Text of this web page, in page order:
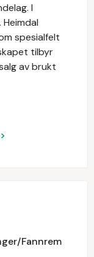
I
spesialfelt
tilbyr
av brukt
Fannrem